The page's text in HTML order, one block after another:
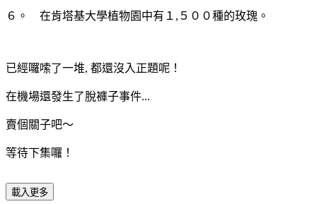
６。 在肯塔基大學植物園中有１,５００種的玫瑰。
已經囉嗦了一堆, 都還沒入正題呢！
在機場還發生了脫褲子事件...
賣個關子吧～
等待下集囉！
載入更多